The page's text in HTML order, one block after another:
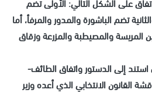
تضم الباشورة والمدور والمرفأ، أما
المريسة والمصيطبة والمزرعة وزقاق
إلى الدستور واتفاق الطائف-
القانون الانتخابي الذي أعده وزير